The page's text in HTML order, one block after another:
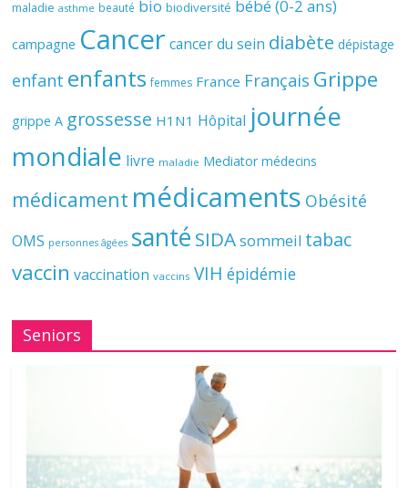
maladie asthme beauté bio biodiversité bébé (0-2 ans)
campagne Cancer cancer du sein diabète dépistage
enfant enfants femmes France Français Grippe
grippe A grossesse H1N1 Hôpital journée
mondiale livre maladie Mediator médecins
médicament médicaments Obésité
OMS personnes âgées santé SIDAsommeil tabac
vaccin vaccination vaccins VIH épidémie
Seniors